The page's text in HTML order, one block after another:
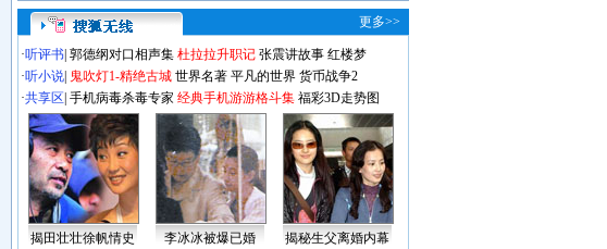
更多>>
·听评书 郭德纲对口相声集 杜拉拉升职记 张震讲故事 红楼梦
·听小说 鬼吹灯1-精绝古城 世界名著 平凡的世界 货币战争2
·共享区 手机病毒杀毒专家 经典手机游游格斗集 福彩3D走势图
揭田壮壮徐帆情史 李冰冰被爆已婚
揭秘生父离婚内幕